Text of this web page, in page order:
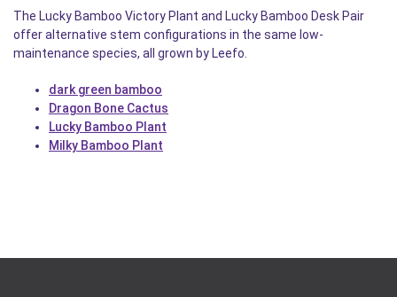
The Lucky Bamboo Victory Plant and Lucky Bamboo Desk Pair
offer alternative stem configurations in the same low-
maintenance species, all grown by Leefo.
dark green bamboo
Dragon Bone Cactus
Lucky Bamboo Plant
Milky Bamboo Plant